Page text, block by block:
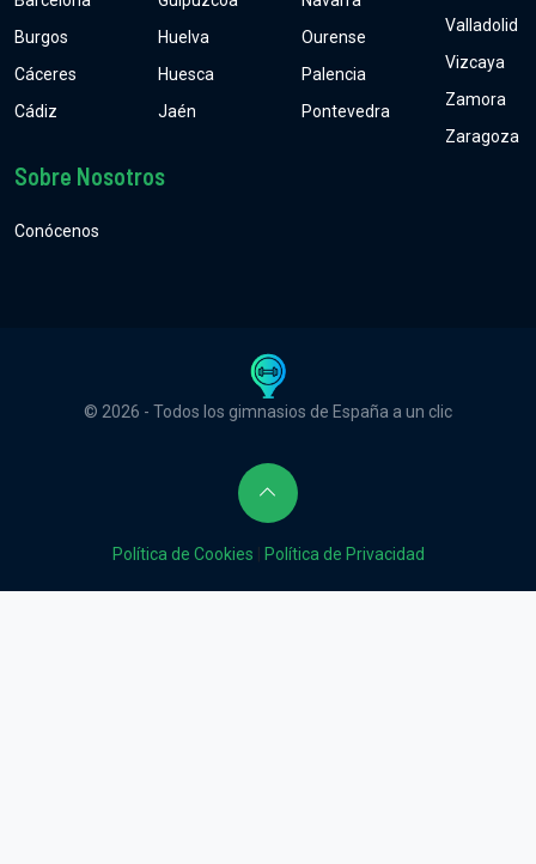
Burgos
Cáceres
Cádiz
Huelva
Huesca
Jaén
Ourense
Palencia
Pontevedra
Valladolid
Vizcaya
Zamora
Zaragoza
Sobre Nosotros
Conócenos
© 2026 - Todos los gimnasios de España a un clic
Política de Cookies Política de Privacidad